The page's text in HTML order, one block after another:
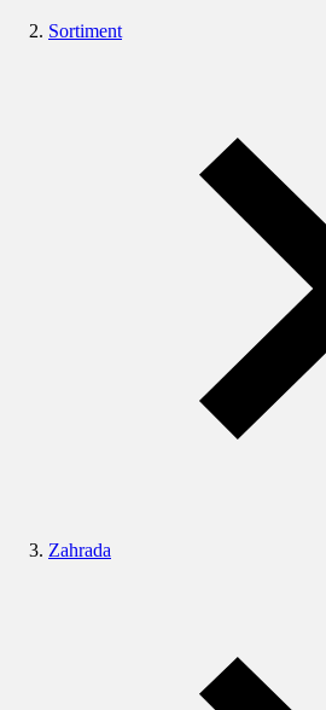
Sortiment
Zahrada